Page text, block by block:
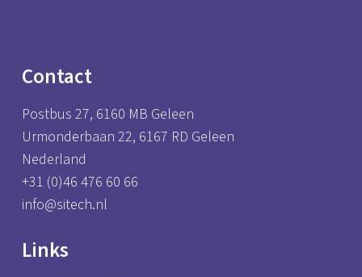
Contact
Postbus 27, 6160 MB Geleen
Urmonderbaan 22, 6167 RD Geleen
Nederland
+31 (0)46 476 60 66
info@sitech.nl
Links